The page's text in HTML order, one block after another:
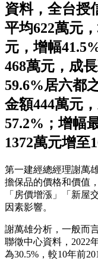
資料，全台授
平均622萬元
元，增幅
468萬元，成
59.6%居六都
金額444萬元
57.2%；增幅
1372萬元增至
第一建經總經理謝萬
擔保品的價格和價值
「房價增漲」「新屋
因素影響。
謝萬雄分析，一般而
聯徵中心資料，2022
為30.5%，較10年前